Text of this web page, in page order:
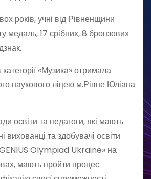
років, учні від Рівненщини
медаль, 17 срібних, 8️ бронзових
«Музика» отримала
наукового ліцею м.Рівне Юліана
освіти та педагоги, які мають
вихованці та здобувачі освіти
Olympiad Ukraine» на
мають пройти процес